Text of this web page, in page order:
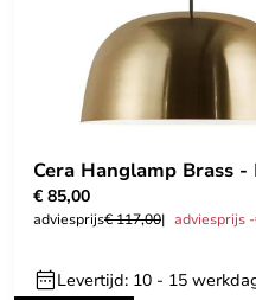
Cera Hanglamp Brass
€ 85,00
adviesprijs€ 117,00 adviesprijs
Levertijd: 10 - 15